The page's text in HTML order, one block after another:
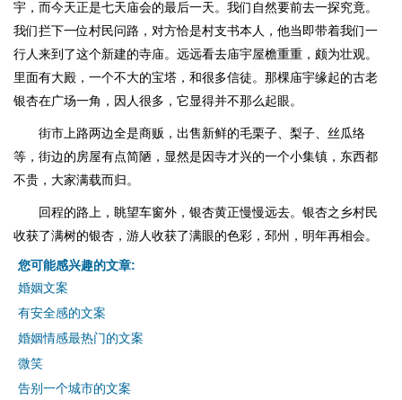
宇，而今天正是七天庙会的最后一天。我们自然要前去一探究竟。
我们拦下一位村民问路，对方恰是村支书本人，他当即带着我们一
行人来到了这个新建的寺庙。远远看去庙宇屋檐重重，颇为壮观。
里面有大殿，一个不大的宝塔，和很多信徒。那棵庙宇缘起的古老
银杏在广场一角，因人很多，它显得并不那么起眼。
街市上路两边全是商贩，出售新鲜的毛栗子、梨子、丝瓜络
等，街边的房屋有点简陋，显然是因寺才兴的一个小集镇，东西都
不贵，大家满载而归。
回程的路上，眺望车窗外，银杏黄正慢慢远去。银杏之乡村民
收获了满树的银杏，游人收获了满眼的色彩，邳州，明年再相会。
您可能感兴趣的文章:
婚姻文案
有安全感的文案
婚姻情感最热门的文案
微笑
告别一个城市的文案